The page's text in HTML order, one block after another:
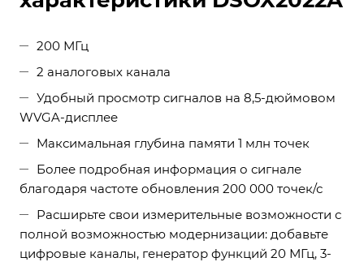
200 МГц
2 аналоговых канала
Удобный просмотр сигналов на 8,5-дюймовом
WVGA-дисплее
Максимальная глубина памяти 1 млн точек
Более подробная информация о сигнале
благодаря частоте обновления 200 000 точек/с
Расширьте свои измерительные возможности с
полной возможностью модернизации: добавьте
цифровые каналы, генератор функций 20 МГц, 3-